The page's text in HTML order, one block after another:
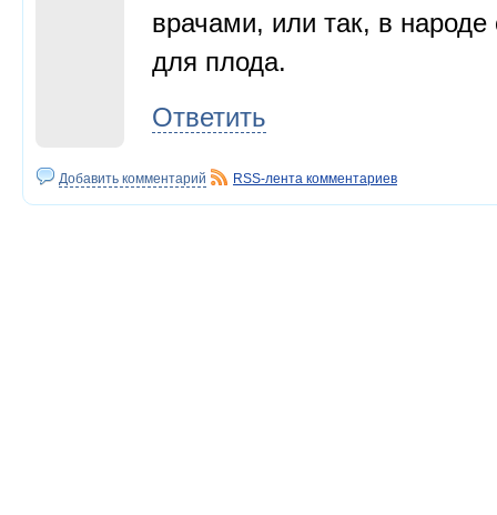
врачами, или так, в
для плода.
Ответить
Добавить комментарий RSS-лента комментариев